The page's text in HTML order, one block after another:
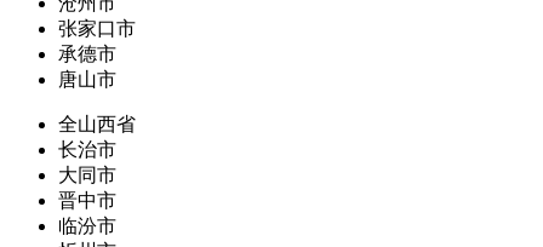
张家口市
承德市
唐山市
全山西省
长治市
大同市
晋中市
临汾市